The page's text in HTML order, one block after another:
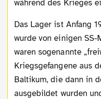
während des Krieges
Das Lager ist Anfang 1942 errichtet worden und
wurde von einigen SS-
waren sogenannte
Kriegsgefangene aus
Baltikum, die dann in
ausgebildet wurden